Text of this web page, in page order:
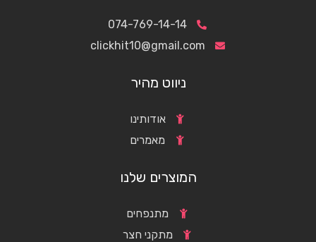
074-769-14-14
clickhit10@gmail.com
ניווט מהיר
אודותינו
מאמרים
המוצרים שלנו
מתנפחים
מתקני חצר